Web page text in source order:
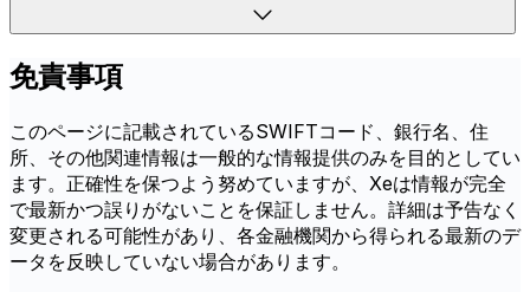
免責事項
このページに記載されているSWIFTコード、銀行名、住
所、その他関連情報は一般的な情報提供のみを目的としてい
ます。正確性を保つよう努めていますが、Xeは情報が完全
で最新かつ誤りがないことを保証しません。詳細は予告なく
変更される可能性があり、各金融機関から得られる最新のデ
ータを反映していない場合があります。